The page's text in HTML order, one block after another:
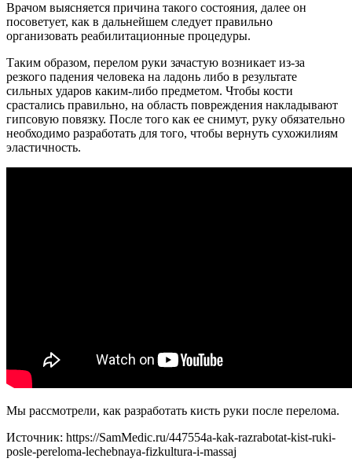
Врачом выясняется причина такого состояния, далее он
посоветует, как в дальнейшем следует правильно
организовать реабилитационные процедуры.
Таким образом, перелом руки зачастую возникает из-за
резкого падения человека на ладонь либо в результате
сильных ударов каким-либо предметом. Чтобы кости
срастались правильно, на область повреждения накладывают
гипсовую повязку. После того как ее снимут, руку обязательно
необходимо разработать для того, чтобы вернуть сухожилиям
эластичность.
Мы рассмотрели, как разработать кисть руки после перелома.
Источник: https://SamMedic.ru/447554a-kak-razrabotat-kist-ruki-
posle-pereloma-lechebnaya-fizkultura-i-massaj